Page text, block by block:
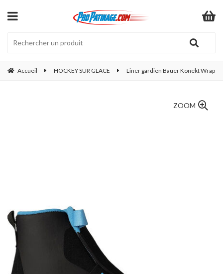
Accueil HOCKEY SUR GLACE Liner gardien Bauer Konekt Wrap
ZOOM